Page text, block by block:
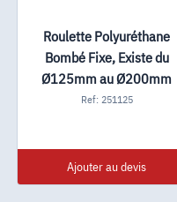
Roulette Polyuréthane
Bombé Fixe, Existe du
Ø125mm au Ø200mm
Ref: 251125
Ajouter au devis